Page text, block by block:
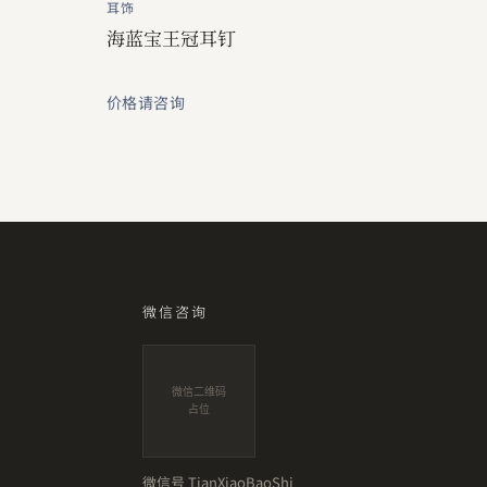
耳饰
海蓝宝王冠耳钉
价格请咨询
微信咨询
微信二维码
占位
微信号 TianXiaoBaoShi